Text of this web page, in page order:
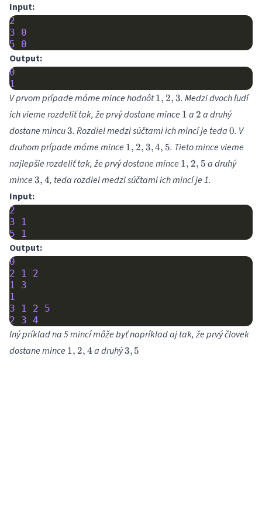
Input:
2
3
0
5
0
Output:
0
1
V prvom prípade máme mince hodnôt1,
3
1, 2, 3. Medzi dvoch ľudí
ich vieme rozdeliť tak, že prvý dostane mince 1
1 a 2
2 a druhý
dostane mincu 3
3. Rozdiel medzi súčtami ich mincí je teda 0
0. V
druhom prípade máme mince 1,
3,
4,
1, 2, 3,4, 5. Tieto mince vieme
najlepšie rozdeliť tak, že prvý dostane mince 1,
5
1, 2, 5 a druhý
mince 3,
3, 4, teda rozdiel medzi súčtami ich mincí je 1.
Input:
2
3
1
5
1
Output:
0
2
1
2
1
3
1
3
1 2
5
2
3 4
Iný príklad na 5 mincí môže byť napríklad aj tak, že prvý človek
dostane mince 1,
1, 2, 4 a druhý3,
3, 5